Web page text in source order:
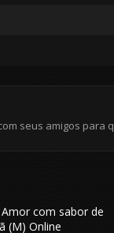
seus amigos para